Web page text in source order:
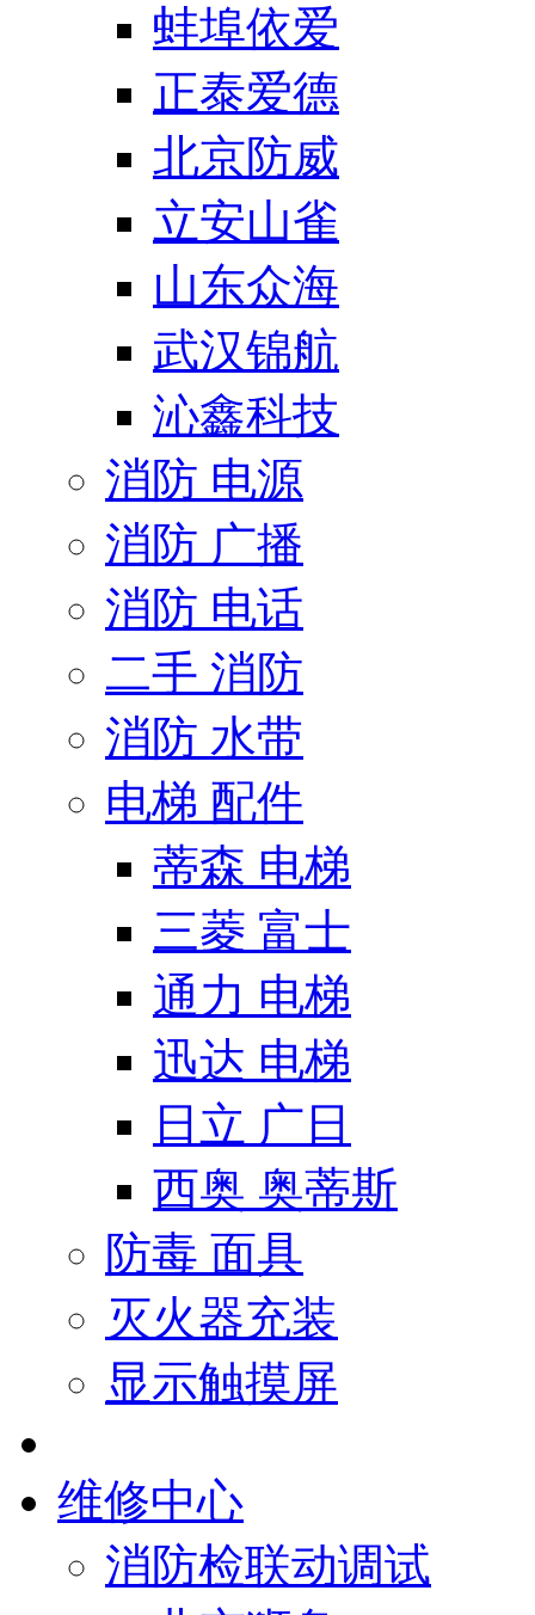
蚌埠依爱
正泰爱德
北京防威
立安山雀
山东众海
武汉锦航
沁鑫科技
消防 电源
消防 广播
消防 电话
二手 消防
消防 水带
电梯 配件
蒂森 电梯
三菱 富士
通力 电梯
迅达 电梯
日立 广日
西奥 奥蒂斯
防毒 面具
灭火器充装
显示触摸屏
维修中心
消防检联动调试